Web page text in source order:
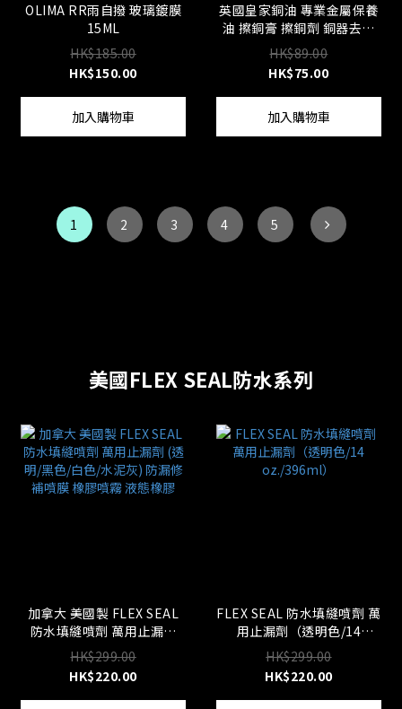
OLIMA RR雨自撥 玻璃鍍膜
15ML
HK$185.00
HK$150.00
加入購物車
英國皇家銅油 專業金屬保養
油 擦銅膏 擦銅劑 銅器去污
劑 除銹劑 防銹油 萬能神奇
擦銅膏 燭台 佛像 銅釦 飾品
HK$89.00
HK$75.00
加入購物車
1 2 3 4 5
美國FLEX SEAL防水系列
加拿大 美國製 FLEX SEAL
防水填縫噴劑 萬用止漏劑
(透明/黑色/白色/水泥灰) 防
漏修補噴膜 橡膠噴霧 液態橡
膠
HK$299.00
HK$220.00
FLEX SEAL 防水填縫噴劑 萬
用止漏劑（透明色/14
oz./396ml）
HK$299.00
HK$220.00